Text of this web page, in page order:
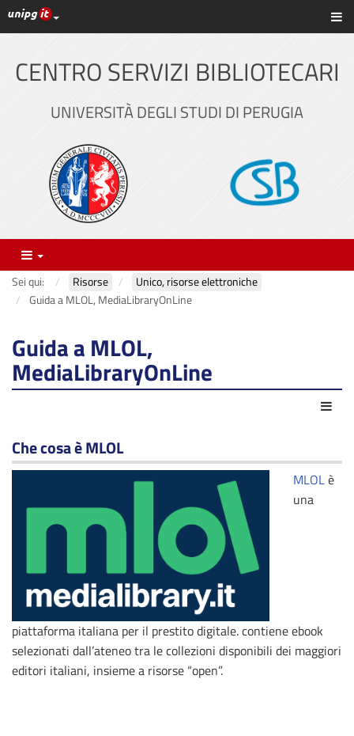
Vai
al
principale
Link ai principali servizi web di Ateneo
CENTRO SERVIZI BIBLIOTECARI
UNIVERSITÀ DEGLI STUDI DI PERUGIA
Menu
Sei qui: Risorse
Unico, risorse elettroniche
Guida a MLOL, MediaLibraryOnLine
Guida a MLOL,
MediaLibraryOnLine
Che cosa è MLOL
MLOLè
una
piattaforma italiana per il prestito digitale. contiene ebook
selezionati dall’ateneo tra le collezioni disponibili dei maggiori
editori italiani, insieme a risorse “open”.